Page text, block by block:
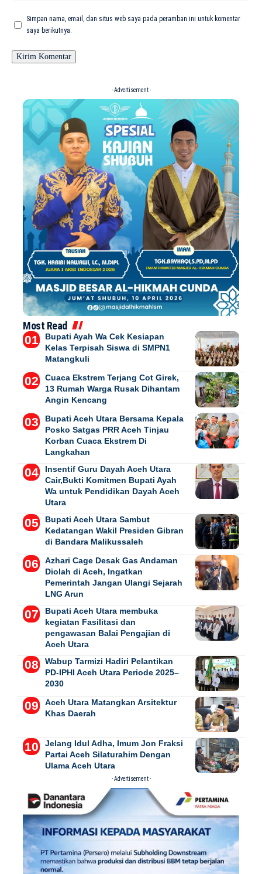
Simpan nama, email, dan situs web saya pada peramban ini untuk komentar
saya berikutnya.
- Advertisement -
Most Read
Bupati Ayah Wa Cek Kesiapan
Kelas Terpisah Siswa di SMPN1
Matangkuli
Cuaca Ekstrem Terjang Cot Girek,
13 Rumah Warga Rusak Dihantam
Angin Kencang
Bupati Aceh Utara Bersama Kepala
Posko Satgas PRR Aceh Tinjau
Korban Cuaca Ekstrem Di
Langkahan
Insentif Guru Dayah Aceh Utara
Cair,Bukti Komitmen Bupati Ayah
Wa untuk Pendidikan Dayah Aceh
Utara
Bupati Aceh Utara Sambut
Kedatangan Wakil Presiden Gibran
di Bandara Malikussaleh
Azhari Cage Desak Gas Andaman
Diolah di Aceh, Ingatkan
Pemerintah Jangan Ulangi Sejarah
LNG Arun
Bupati Aceh Utara membuka
kegiatan Fasilitasi dan
pengawasan Balai Pengajian di
Aceh Utara
Wabup Tarmizi Hadiri Pelantikan
PD-IPHI Aceh Utara Periode 2025–
2030
Aceh Utara Matangkan Arsitektur
Khas Daerah
Jelang Idul Adha, Imum Jon Fraksi
Partai Aceh Silaturahim Dengan
Ulama Aceh Utara
- Advertisement -